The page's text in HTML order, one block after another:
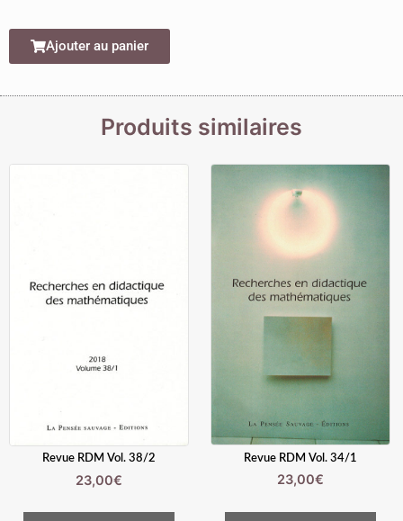
Ajouter au panier
Produits similaires
Revue RDM Vol. 38/2
23,00€
Revue RDM Vol. 34/1
23,00€